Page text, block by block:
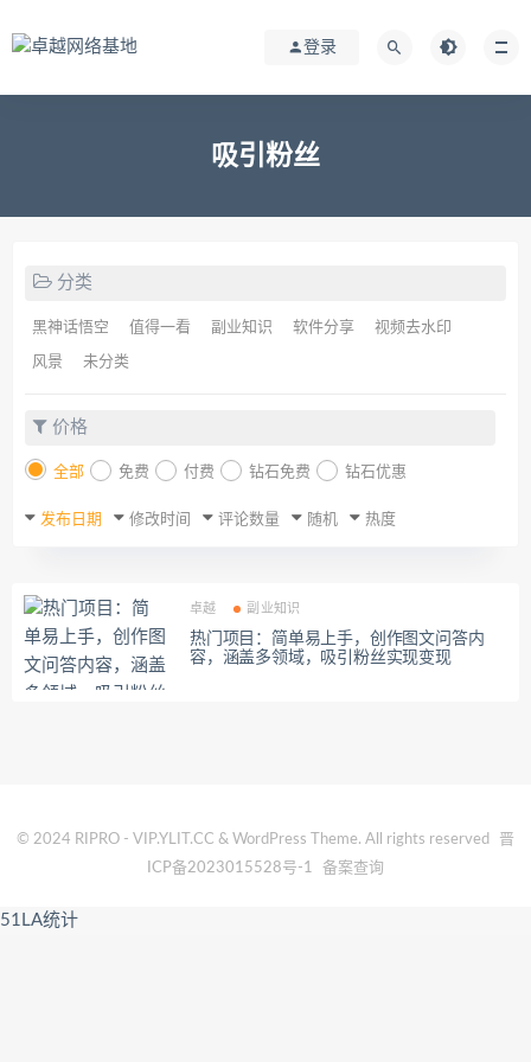
登录
吸引粉丝
分类
黑神话悟空 值得一看 副业知识 软件分享 视频去水印
风景 未分类
价格
全部 免费 付费 钻石免费 钻石优惠
发布日期 修改时间 评论数量 随机 热度
卓越 副业知识
热门项目：简单易上手，创作图文问答内
容，涵盖多领域，吸引粉丝实现变现
© 2024 RIPRO - VIP.YLIT.CC & WordPress Theme. All rights reserved
晋
ICP备2023015528号-1
备案查询
51LA统计